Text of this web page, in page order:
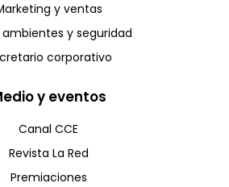
y ventas
ambientes y seguridad
corporativo
y eventos
Canal CCE
Revista La Red
Premiaciones